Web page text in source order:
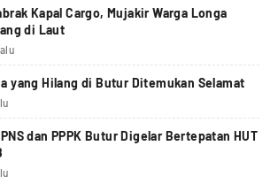
Kapal Cargo, Mujakir Warga Longa
di Laut
yang Hilang di Butur Ditemukan Selamat
dan PPPK Butur Digelar Bertepatan HUT